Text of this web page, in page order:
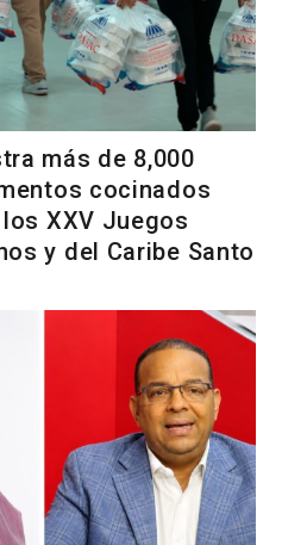
más de 8,000
cocinados
XXV Juegos
y del Caribe Santo